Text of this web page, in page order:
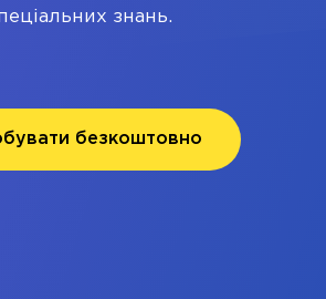
знань.
безкоштовно